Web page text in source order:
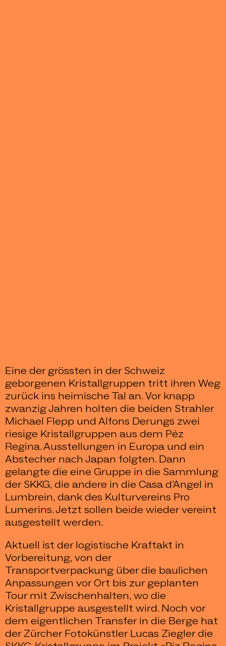
Eine der grössten in der Schweiz
geborgenen Kristallgruppen tritt ihren Weg
zurück ins heimische Tal an. Vor knapp
zwanzig Jahren holten die beiden Strahler
Michael Flepp und Alfons Derungs zwei
riesige Kristallgruppen aus dem Péz
Regina. Ausstellungen in Europa und ein
Abstecher nach Japan folgten. Dann
gelangte die eine Gruppe in die Sammlung
der SKKG, die andere in die Casa d’Angel in
Lumbrein, dank des Kulturvereins Pro
Lumerins. Jetzt sollen beide wieder vereint
ausgestellt werden.
Aktuell ist der logistische Kraftakt in
Vorbereitung, von der
Transportverpackung über die baulichen
Anpassungen vor Ort bis zur geplanten
Tour mit Zwischenhalten, wo die
Kristallgruppe ausgestellt wird. Noch vor
dem eigentlichen Transfer in die Berge hat
der Zürcher Fotokünstler Lucas Ziegler die